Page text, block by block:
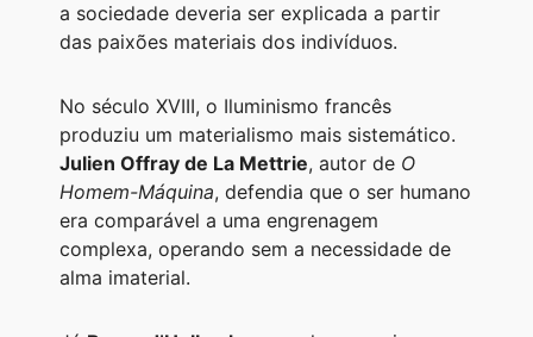
a sociedade deveria ser explicada a partir
das paixões materiais dos indivíduos.
No século XVIII, o Iluminismo francês
produziu um materialismo mais sistemático.
Julien Offray de La Mettrie, autor de O
Homem-Máquina, defendia que o ser humano
era comparável a uma engrenagem
complexa, operando sem a necessidade de
alma imaterial.